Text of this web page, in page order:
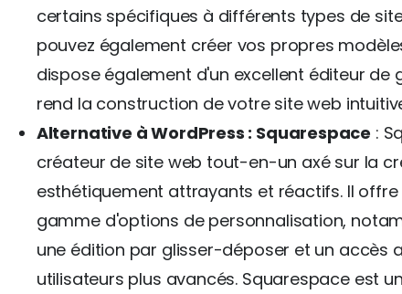
certains spécifiques à différents types de
pouvez également créer vos propres
dispose également d'un excellent éditeur de
rend la construction de votre site web
Alternative à WordPress : Squarespace :
créateur de site web tout-en-un axé sur la
esthétiquement attrayants et réactifs. Il
gamme d'options de personnalisation,
une édition par glisser-déposer et un accès
utilisateurs plus avancés. Squarespace est